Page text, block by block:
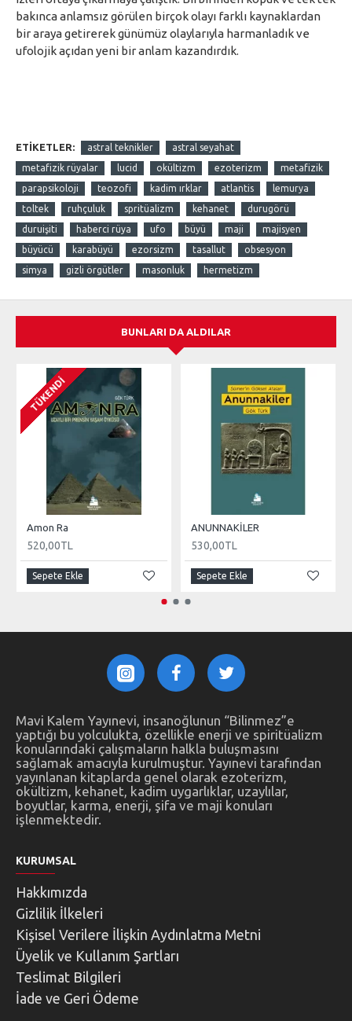
bakınca anlamsız görülen birçok olayı farklı kaynaklardan
bir araya getirerek günümüz olaylarıyla harmanladık ve
ufolojik açıdan yeni bir anlam kazandırdık.
ETIKETLER: astral teknikler astral seyahat
metafizik rüyalar lucid okültizm ezoterizm
metafizik
parapsikoloji
teozofi kadim ırklar atlantis
lemurya
toltek
ruhçuluk spritüalizm kehanet
durugörü
duruişiti
haberci rüya ufo büyü maji
majisyen
büyücü
karabüyü ezorsizm tasallut
obsesyon
simya
gizli örgütler masonluk hermetizm
BUNLARI DA ALDILAR
TÜKENDI
Amon Ra
520,00TL
Sepete Ekle
ANUNNAKİLER
530,00TL
Sepete Ekle
Mavi Kalem Yayınevi, insanoğlunun “Bilinmez”e
yaptığı bu yolculukta, özellikle enerji ve spiritüalizm
konularındaki çalışmaların halkla buluşmasını
sağlamak amacıyla kurulmuştur. Yayınevi tarafından
yayınlanan kitaplarda genel olarak ezoterizm,
okültizm, kehanet, kadim uygarlıklar, uzaylılar,
boyutlar, karma, enerji, şifa ve maji konuları
işlenmektedir.
KURUMSAL
Hakkımızda
Gizlilik İlkeleri
Kişisel Verilere İlişkin Aydınlatma Metni
Üyelik ve Kullanım Şartları
Teslimat Bilgileri
İade ve Geri Ödeme